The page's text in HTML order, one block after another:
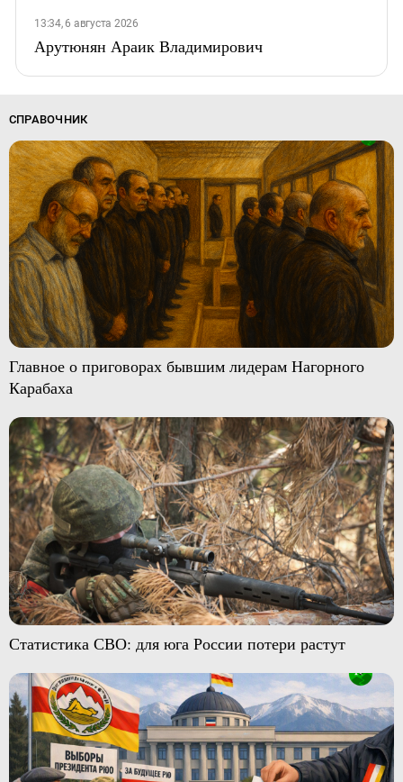
13:34, 6 августа 2026
Арутюнян Араик Владимирович
СПРАВОЧНИК
Главное о приговорах бывшим лидерам Нагорного
Карабаха
Статистика СВО: для юга России потери растут